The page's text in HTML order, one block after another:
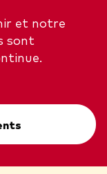
et notre
sont